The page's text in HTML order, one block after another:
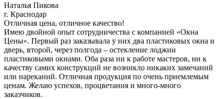
Наталья Пикова
г. Краснодар
Отличная цена, отличное качество!
Имею двойной опыт сотрудничества с компанией «Окна
Цены». Первый раз заказывала у них два пластиковых окна и
дверь, второй, через полгода – остекление лоджии
пластиковыми окнами. Оба раза ни к работе мастеров, ни к
качеству самих конструкций не возникло никаких замечаний
или нареканий. Отличная продукция по очень приемлемым
ценам. Желаю успехов, процветания и много-много
заказчиков.